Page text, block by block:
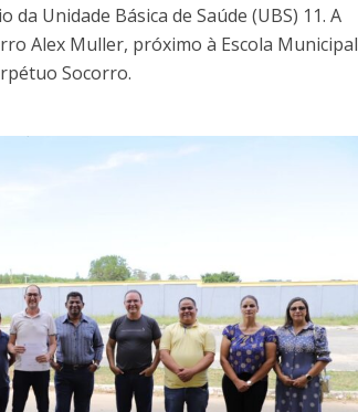
Unidade Básica de Saúde (UBS) 11. A
Alex Muller, próximo à Escola Municipal
Socorro.